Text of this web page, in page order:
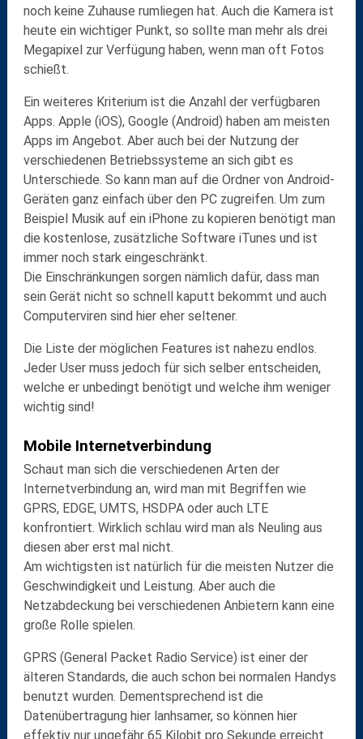
noch keine Zuhause rumliegen hat. Auch die Kameraist
heute ein wichtiger Punkt, so sollte man mehr als drei
Megapixel zur Verfügung haben, wenn man oft Fotos
schießt.
Ein weiteres Kriterium ist die Anzahl der verfügbaren
Apps. Apple (iOS), Google (Android) haben am meisten
Apps im Angebot. Aber auch bei der Nutzung der
verschiedenen Betriebssysteme an sich gibt es
Unterschiede. So kann man auf die Ordner von Android-
Geräten ganz einfach über den PC zugreifen. Um zum
Beispiel Musik auf ein iPhone zu kopieren benötigt man
die kostenlose, zusätzliche Software iTunes und ist
immer noch stark eingeschränkt.
Die Einschränkungen sorgen nämlich dafür, dass man
sein Gerät nicht so schnell kaputt bekommt und auch
Computerviren sind hier eher seltener.
Die Liste der möglichen Features ist nahezu endlos.
Jeder User muss jedoch für sich selber entscheiden,
welche er unbedingt benötigt und welche ihm weniger
wichtig sind!
Mobile Internetverbindung
Schaut man sich die verschiedenen Arten der
Internetverbindung an, wird man mit Begriffen wie
GPRS, EDGE, UMTS, HSDPA oder auch LTE
konfrontiert. Wirklich schlau wird man als Neuling aus
diesen aber erst mal nicht.
Am wichtigsten ist natürlich für die meisten Nutzer die
Geschwindigkeit und Leistung. Aber auch die
Netzabdeckung bei verschiedenen Anbietern kann eine
große Rolle spielen.
GPRS (General Packet Radio Service) ist einer der
älteren Standards, die auch schon bei normalen Handys
benutzt wurden. Dementsprechend ist die
Datenübertragung hier lanhsamer, so können hier
effektiv nur ungefähr 65 Kilobit pro Sekunde erreicht